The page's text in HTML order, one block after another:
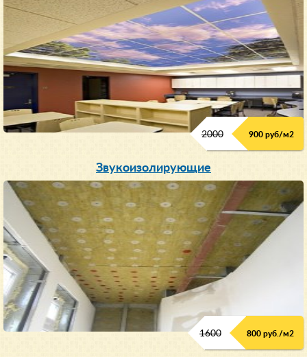
2000 900 руб/м2
Звукоизолирующие
1600 800 руб./м2